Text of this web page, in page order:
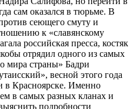
сам оказался в тюрьме. В
сеющего смуту и
к «славянскому
российская пресса, костяк
отрядил одного из самых
мира страны» Бадри
весной этого года
в Красноярске. Именно
в самых разных кланах и
подробности